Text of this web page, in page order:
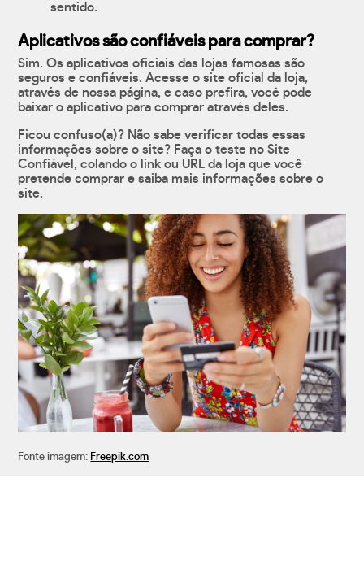
sentido.
Aplicativos são confiáveis para comprar?
Sim. Os aplicativos oficiais das lojas famosas são
seguros e confiáveis. Acesse o site oficial da loja,
através de nossa página, e caso prefira, você pode
baixar o aplicativo para comprar através deles.
Ficou confuso(a)? Não sabe verificar todas essas
informações sobre o site? Faça o teste no Site
Confiável, colando o link ou URL da loja que você
pretende comprar e saiba mais informações sobre o
site.
Fonte imagem: Freepik.com